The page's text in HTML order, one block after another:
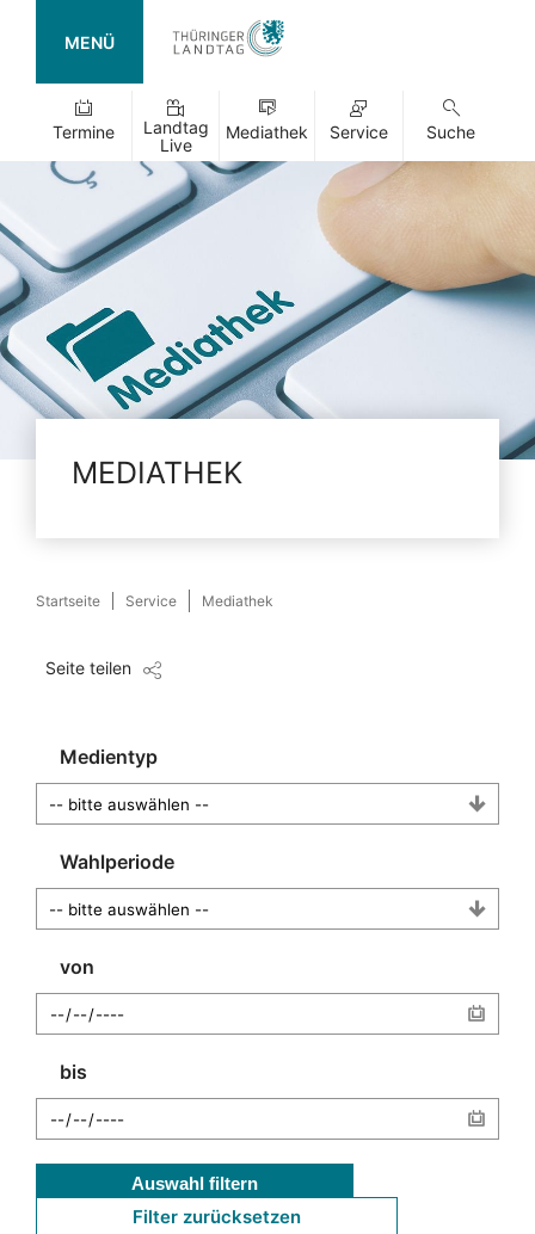
MENÜ
Termine
Landtag
Live
Mediathek Service Suche
MEDIATHEK
Startseite Service Mediathek
Seite teilen
Medientyp
Wahlperiode
von
bis
Auswahl filtern
Filter zurücksetzen